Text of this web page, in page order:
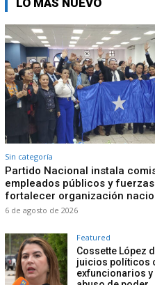
LO MÁS NUEVO
Sin categoría
Partido Nacional instala
empleados públicos y
fortalecer organización
6 de agosto de 2026
Featured
Cossette López
juicios políticos
exfuncionarios y